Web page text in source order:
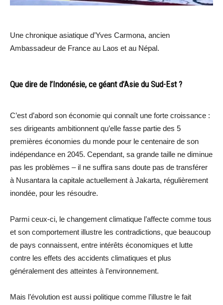
Une chronique asiatique d’Yves Carmona, ancien
Ambassadeur de France au Laos et au Népal.
Que dire de l’Indonésie, ce géant d’Asie du Sud-Est ?
C’est d’abord son économie qui connaît une forte croissance :
ses dirigeants ambitionnent qu’elle fasse partie des 5
premières économies du monde pour le centenaire de son
indépendance en 2045. Cependant, sa grande taille ne diminue
pas les problèmes – il ne suffira sans doute pas de transférer
à Nusantara la capitale actuellement à Jakarta, régulièrement
inondée, pour les résoudre.
Parmi ceux-ci, le changement climatique l’affecte comme tous
et son comportement illustre les contradictions, que beaucoup
de pays connaissent, entre intérêts économiques et lutte
contre les effets des accidents climatiques et plus
généralement des atteintes à l’environnement.
Mais l’évolution est aussi politique comme l’illustre le fait